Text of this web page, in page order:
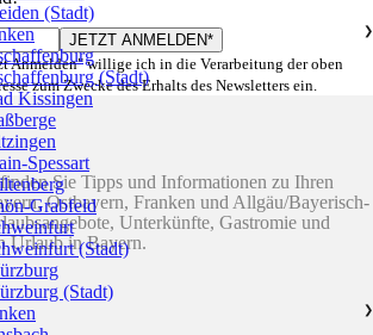
Anmelden" willige ich in die Verarbeitung der oben
zum Zwecke des Erhalts des Newsletters ein.
Sie Tipps und Informationen zu Ihren
Ostbayern, Franken und Allgäu/Bayerisch-
Unterkünfte, Gastromie und
Urlaub in Bayern.
(Stadt)
❯
(Stadt)
Kissingen
Spessart
Grabfeld
(Stadt)
(Stadt)
❯